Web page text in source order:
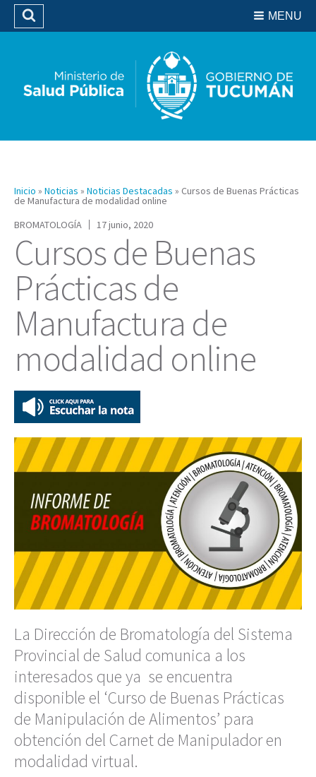
Biblioteca
MENU
Buscar
Inicio » Noticias » Noticias Destacadas » Cursos de Buenas Prácticas
de Manufactura de modalidad online
BROMATOLOGÍA
17 junio, 2020
Cursos de Buenas
Prácticas de
Manufactura de
modalidad online
La Dirección de Bromatología del Sistema
Provincial de Salud comunica a los
interesados que ya se encuentra
disponible el ‘Curso de Buenas Prácticas
de Manipulación de Alimentos’ para
obtención del Carnet de Manipulador en
modalidad virtual.